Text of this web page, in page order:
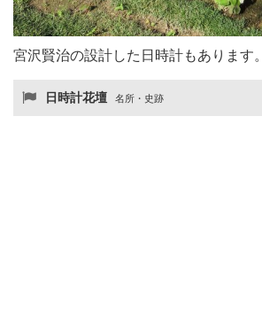
宮沢賢治の設計した日時計もあります。
日時計花壇 名所・史跡